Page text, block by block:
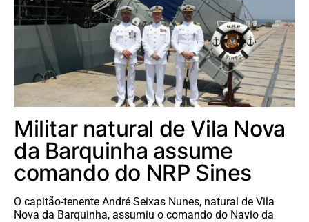
Militar natural de Vila Nova
da Barquinha assume
comando do NRP Sines
O capitão-tenente André Seixas Nunes, natural de Vila
Nova da Barquinha, assumiu o comando do Navio da